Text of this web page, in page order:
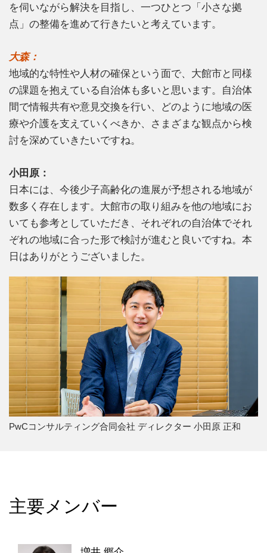
を伺いながら解決を目指し、一つひとつ「小さな拠
点」の整備を進めて行きたいと考えています。
大森：
地域的な特性や人材の確保という面で、大館市と同様
の課題を抱えている自治体も多いと思います。自治体
間で情報共有や意見交換を行い、どのように地域の医
療や介護を支えていくべきか、さまざまな観点から検
討を深めていきたいですね。
小田原：
日本には、今後少子高齢化の進展が予想される地域が
数多く存在します。大館市の取り組みを他の地域にお
いても参考としていただき、それぞれの自治体でそれ
ぞれの地域に合った形で検討が進むと良いですね。本
日はありがとうございました。
PwCコンサルティング合同会社 ディレクター 小田原 正和
主要メンバー